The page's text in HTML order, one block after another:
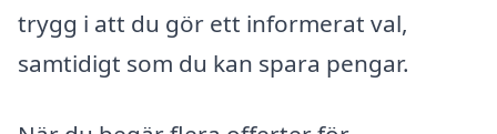
trygg i att du gör ett informerat val,
samtidigt som du kan spara pengar.